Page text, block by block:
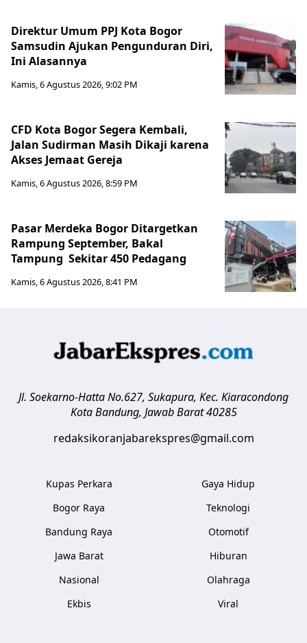
Direktur Umum PPJ Kota Bogor
Samsudin Ajukan Pengunduran Diri,
Ini Alasannya
Kamis, 6 Agustus 2026, 9:02 PM
CFD Kota Bogor Segera Kembali,
Jalan Sudirman Masih Dikaji karena
Akses Jemaat Gereja
Kamis, 6 Agustus 2026, 8:59 PM
Pasar Merdeka Bogor Ditargetkan
Rampung September, Bakal
Tampung Sekitar 450 Pedagang
Kamis, 6 Agustus 2026, 8:41 PM
Jl. Soekarno-Hatta No.627, Sukapura, Kec. Kiaracondong
Kota Bandung, Jawab Barat 40285
redaksikoranjabarekspres@gmail.com
Kupas Perkara
Bogor Raya
Bandung Raya
Jawa Barat
Nasional
Ekbis
Gaya Hidup
Teknologi
Otomotif
Hiburan
Olahraga
Viral